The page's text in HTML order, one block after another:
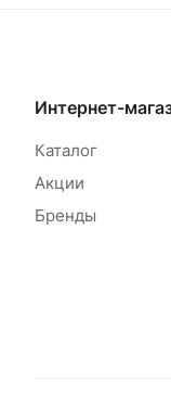
Интернет-
Каталог
Акции
Бренды